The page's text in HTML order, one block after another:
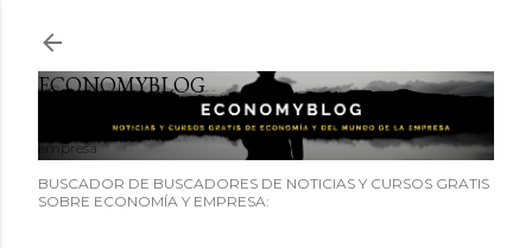
ECONOMYBLOG
Noticias y cursos GRATIS sobre economía y el mundo de la
empresa
BUSCADOR DE BUSCADORES DE NOTICIAS Y CURSOS GRATIS
SOBRE ECONOMÍA Y EMPRESA: